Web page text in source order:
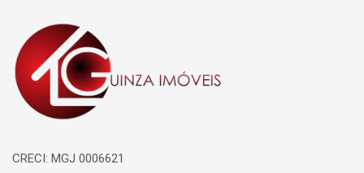
Página inicial
CRECI: MGJ 0006621